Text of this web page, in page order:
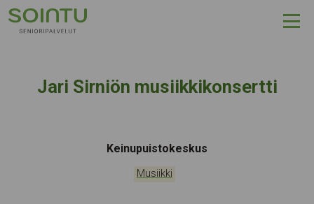
Hyppää sisältöön
Jari Sirniön musiikkikonsertti
Tapahtumapaikka:
Keinupuistokeskus
Kategoriat:
Musiikki